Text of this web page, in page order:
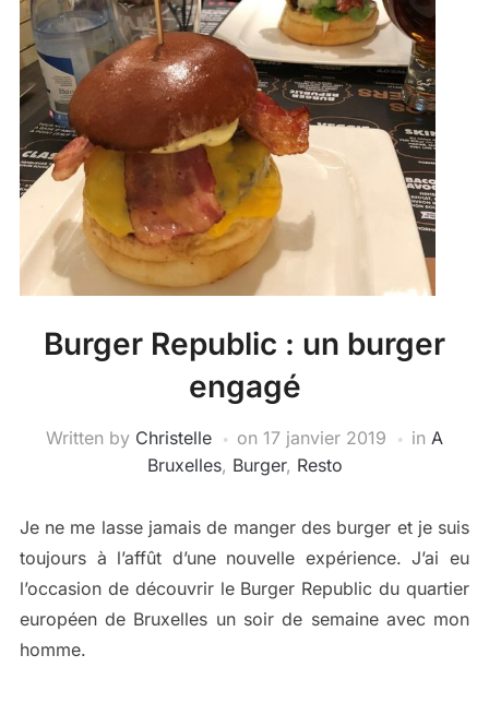
Burger Republic : un burger
engagé
Written by Christelle on 17 janvier 2019 in A
Bruxelles, Burger, Resto
Je ne me lasse jamais de manger des burger et je suis
toujours à l’affût d’une nouvelle expérience. J’ai eu
l’occasion de découvrir le Burger Republic du quartier
européen de Bruxelles un soir de semaine avec mon
homme.